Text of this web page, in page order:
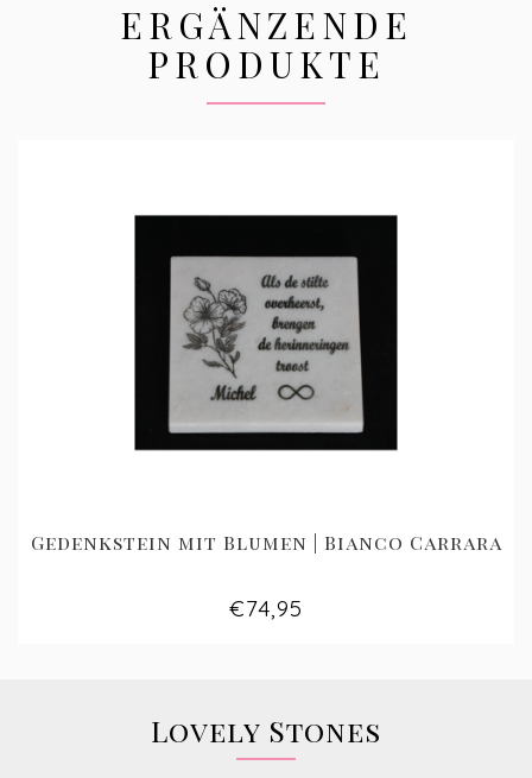
ERGÄNZENDE
PRODUKTE
Gedenkstein mit Blumen | Bianco Carrara
€74,95
Lovely Stones